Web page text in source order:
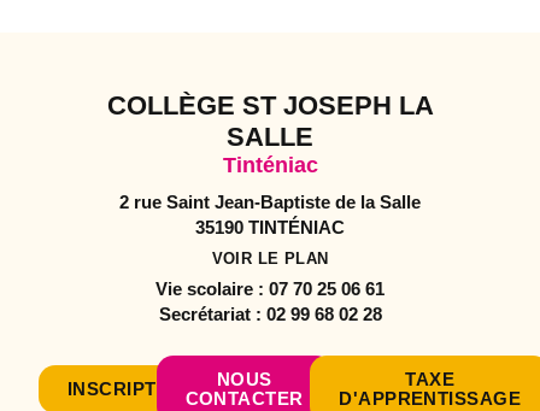
COLLÈGE ST JOSEPH LA
SALLE
Tinténiac
2 rue Saint Jean-Baptiste de la Salle
35190 TINTÉNIAC
VOIR LE PLAN
Vie scolaire : 07 70 25 06 61
Secrétariat : 02 99 68 02 28
INSCRIPTION
NOUS
CONTACTER
TAXE
D'APPRENTISSAGE